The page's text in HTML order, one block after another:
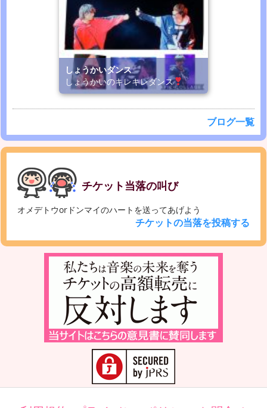
しょうかいダンス
しょうかいのキレキレダンス
ブログ一覧
チケット当落の叫び
オメデトウorドンマイのハートを送ってあげよう
チケットの当落を投稿する